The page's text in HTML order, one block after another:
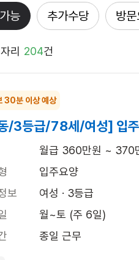
능 추가수당 방
리 204건
30분 이상 예상
/3등급/78세/여성] 입주
월급 360만원 ~ 370
입주요양
보
여성 · 3등급
월~토 (주 6일)
종일 근무